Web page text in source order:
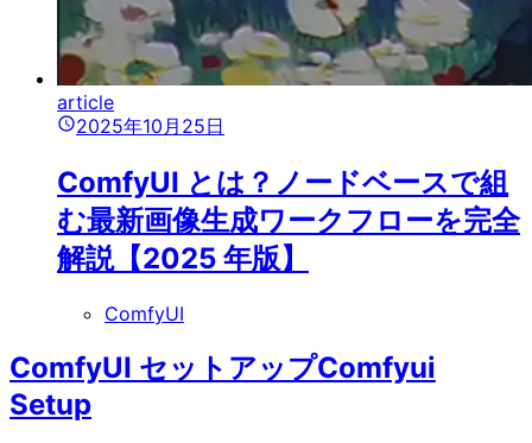
article
2025年10月25日
ComfyUI とは？ノードベースで組
む最新画像生成ワークフローを完全
解説【2025 年版】
ComfyUI
ComfyUI セットアップComfyui
Setup